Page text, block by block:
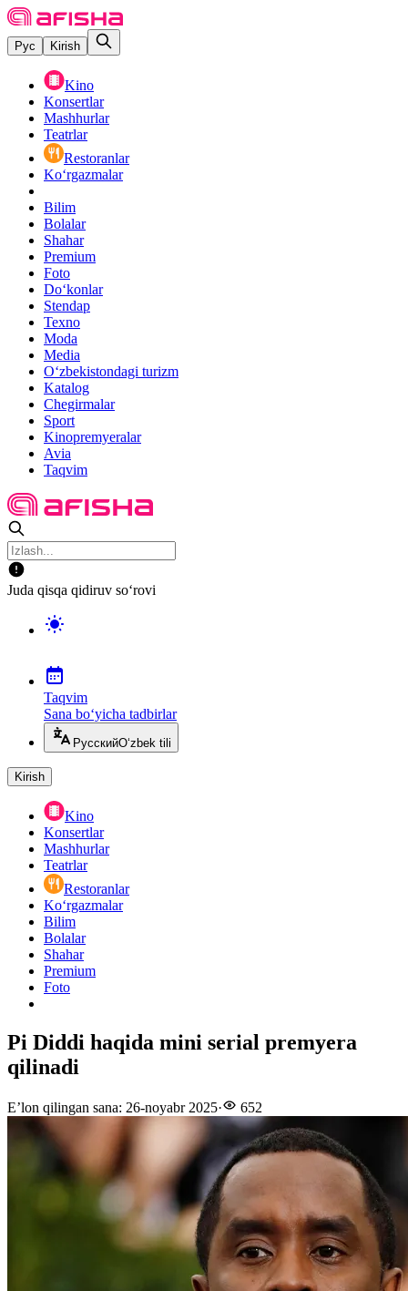
Рус Kirish
Kino
Konsertlar
Mashhurlar
Teatrlar
Restoranlar
Ko‘rgazmalar
Bilim
Bolalar
Shahar
Premium
Foto
Do‘konlar
Stendap
Texno
Moda
Media
O‘zbekistondagi turizm
Katalog
Chegirmalar
Sport
Kinopremyeralar
Avia
Taqvim
Juda qisqa qidiruv so‘rovi
Taqvim
Sana bo‘yicha tadbirlar
РусскийO‘zbek tili
Kirish
Kino
Konsertlar
Mashhurlar
Teatrlar
Restoranlar
Ko‘rgazmalar
Bilim
Bolalar
Shahar
Premium
Foto
Pi Diddi haqida mini serial premyera
qilinadi
E’lon qilingan sana: 26-noyabr 2025· 652